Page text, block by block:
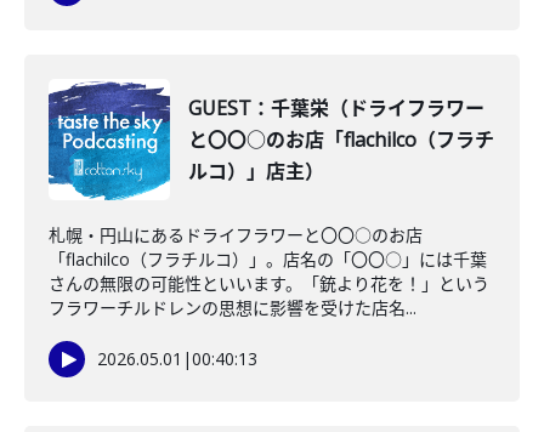
GUEST：千葉栄（ドライフラワー
と〇〇○のお店「flachilco（フラチ
ルコ）」店主）
札幌・円山にあるドライフラワーと〇〇○のお店
「flachilco（フラチルコ）」。店名の「〇〇○」には千葉
さんの無限の可能性といいます。「銃より花を！」という
フラワーチルドレンの思想に影響を受けた店名...
2026.05.01 |00:40:13